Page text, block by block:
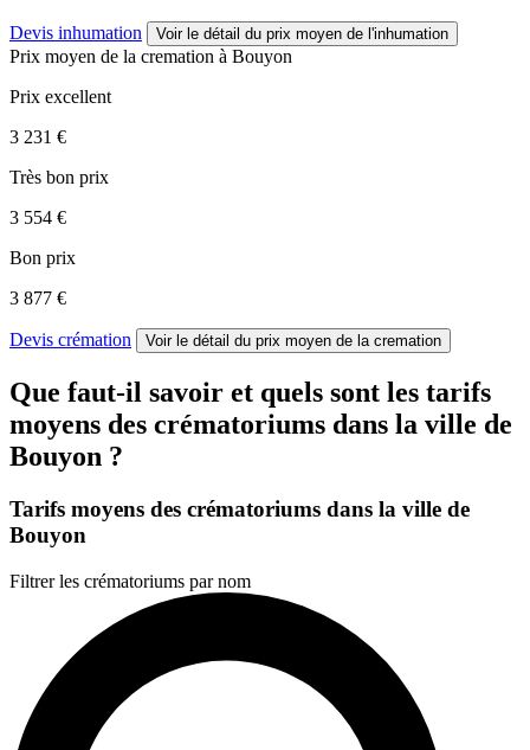
Devis inhumation Voir le détail du prix moyen de l'inhumation
Prix moyen de la cremation à Bouyon
Prix excellent
3 231 €
Très bon prix
3 554 €
Bon prix
3 877 €
Devis crémation Voir le détail du prix moyen de la cremation
Que faut-il savoir et quels sont les tarifs
moyens des crématoriums dans la ville de
Bouyon ?
Tarifs moyens des crématoriums dans la ville de
Bouyon
Filtrer les crématoriums par nom